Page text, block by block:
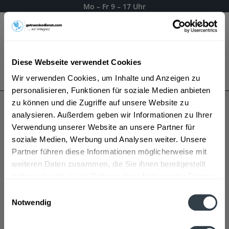
Diese Webseite verwendet Cookies
Wir verwenden Cookies, um Inhalte und Anzeigen zu
personalisieren, Funktionen für soziale Medien anbieten
zu können und die Zugriffe auf unsere Website zu
analysieren. Außerdem geben wir Informationen zu Ihrer
Verwendung unserer Website an unsere Partner für
soziale Medien, Werbung und Analysen weiter. Unsere
Partner führen diese Informationen möglicherweise mit
weiteren Daten zusammen, die Sie ihnen bereitgestellt
Notwendig
Mo – Fr 9 – 17 Uhr
Es gilt unsereDatenschutzerklärung
Haldina